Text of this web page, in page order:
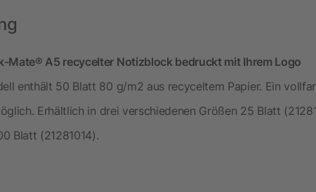
Mate® A5 recycelter Notizblock bedruckt mit Ihrem Logo
enthält 50 Blatt 80 g/m2 aus recyceltem Papier. Ein
Erhältlich in drei verschiedenen Größen 25 Blatt
Blatt (21281014).